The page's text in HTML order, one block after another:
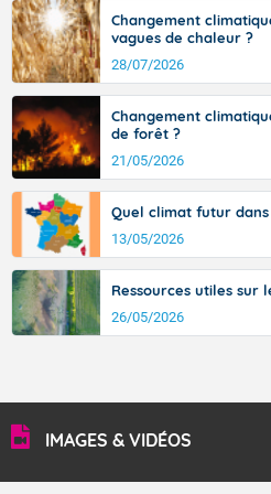
36 à 39 degrés en basse
l'intérieur de la Provence.
Changement
vagues de chaleur ?
28/07/2026
Changement
de forêt ?
21/05/2026
Quel climat futur
13/05/2026
Ressources utiles sur
26/05/2026
IMAGES & VIDÉOS